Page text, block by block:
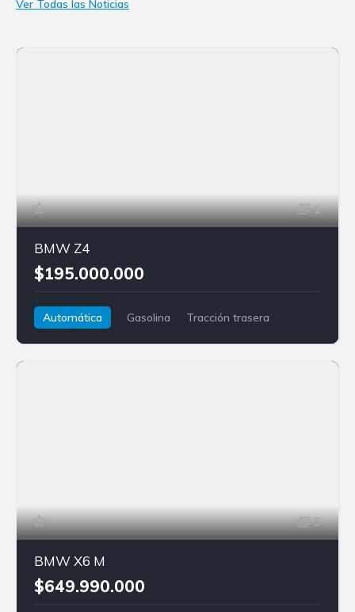
Ver Todas las Noticias
1
BMW Z4
$195.000.000
Automática Gasolina
Tracción trasera
5
BMW X6 M
$649.990.000